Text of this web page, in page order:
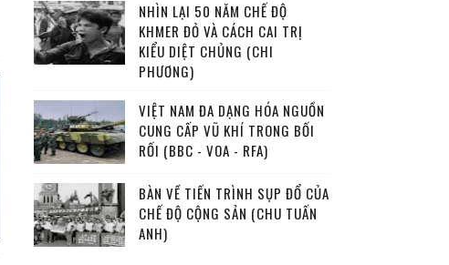
NHÌN LẠI 50 NĂM CHẾ ĐỘ
KHMER ĐỎ VÀ CÁCH CAI TRỊ
KIỂU DIỆT CHỦNG (CHI
PHƯƠNG)
VIỆT NAM ĐA DẠNG HÓA NGUỒN
CUNG CẤP VŨ KHÍ TRONG BỐI
RỐI (BBC - VOA - RFA)
BÀN VỀ TIẾN TRÌNH SỤP ĐỔ CỦA
CHẾ ĐỘ CỘNG SẢN (CHU TUẤN
ANH)